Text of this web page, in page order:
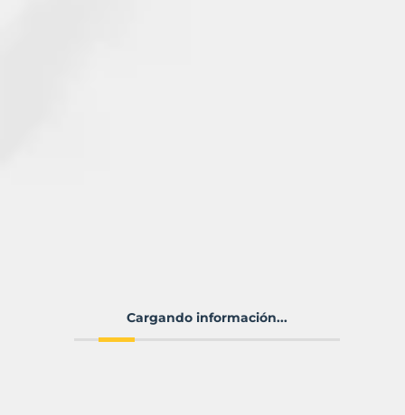
Cargando información...